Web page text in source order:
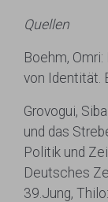
Quellen
Boehm,
von Identität.
Grovogui,
und das
Politik und
Deutsches
39.Jung, Thilo: